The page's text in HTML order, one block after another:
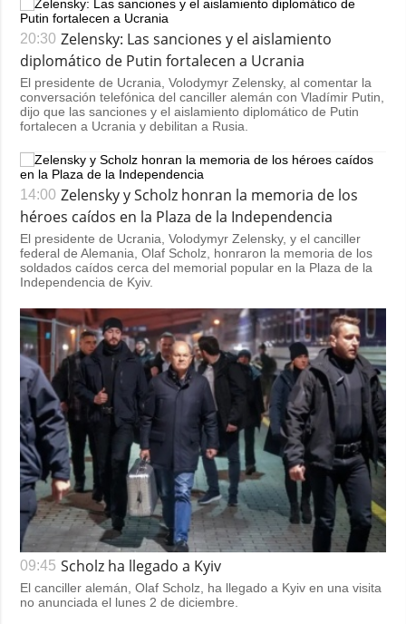
20:30 Zelensky: Las sanciones y el aislamiento
diplomático de Putin fortalecen a Ucrania
El presidente de Ucrania, Volodymyr Zelensky, al comentar la
conversación telefónica del canciller alemán con Vladímir Putin,
dijo que las sanciones y el aislamiento diplomático de Putin
fortalecen a Ucrania y debilitan a Rusia.
14:00 Zelensky y Scholz honran la memoria de los
héroes caídos en la Plaza de la Independencia
El presidente de Ucrania, Volodymyr Zelensky, y el canciller
federal de Alemania, Olaf Scholz, honraron la memoria de los
soldados caídos cerca del memorial popular en la Plaza de la
Independencia de Kyiv.
09:45 Scholz ha llegado a Kyiv
El canciller alemán, Olaf Scholz, ha llegado a Kyiv en una visita
no anunciada el lunes 2 de diciembre.